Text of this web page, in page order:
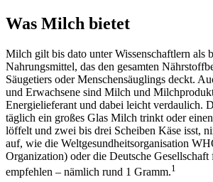
Was Milch bietet
Milch gilt bis dato unter Wissenschaftlern als
Nahrungsmittel, das den gesamten
Säugetiers oder Menschensäuglings deckt.
und Erwachsene sind Milch und
Energielieferant und dabei leicht verdaulich.
täglich ein großes Glas Milch trinkt oder
löffelt und zwei bis drei Scheiben Käse isst,
auf, wie die Weltgesundheitsorganisation
Organization) oder die Deutsche
empfehlen – nämlich rund 1 Gramm.1